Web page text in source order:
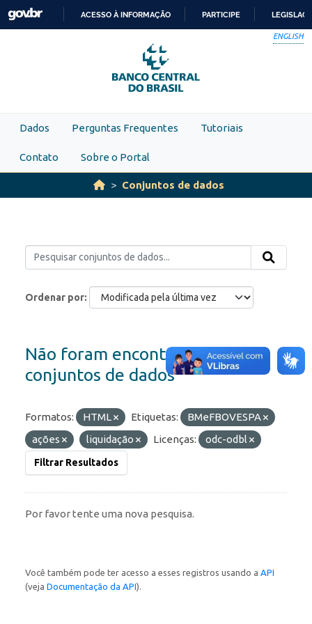
Skip to main content
PARA
O
CONTEÚDO
ACESSO À INFORMAÇÃO PARTICIPE
ENGLISH
Dados Perguntas Frequentes Tutoriais
Contato Sobre o Portal
Conjuntos de dados
Ordenar por
Não foram encontrados
conjuntos de dados
Formatos: HTML Etiquetas:
BMeFBOVESPA
ações
liquidação Licenças: odc-odbl
Filtrar Resultados
Por favor tente uma nova pesquisa.
Você também pode ter acesso a esses registros usando a API
(veja Documentação da API).